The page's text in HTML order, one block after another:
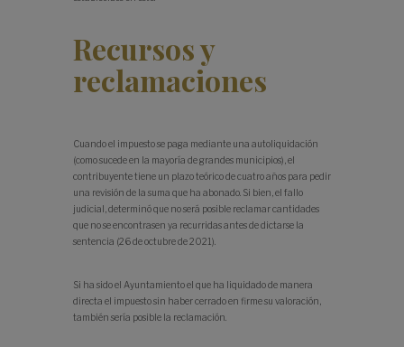
Recursos y
reclamaciones
Cuando el impuesto se paga mediante una autoliquidación
(como sucede en la mayoría de grandes municipios), el
contribuyente tiene un plazo teórico de cuatro años para pedir
una revisión de la suma que ha abonado. Si bien, el fallo
judicial, determinó que no será posible reclamar cantidades
que no se encontrasen ya recurridas antes de dictarse la
sentencia (26 de octubre de 2021).
Si ha sido el Ayuntamiento el que ha liquidado de manera
directa el impuesto sin haber cerrado en firme su valoración,
también sería posible la reclamación.